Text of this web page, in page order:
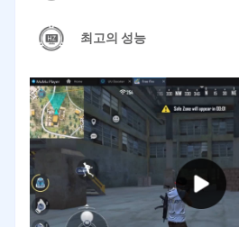
최고의 성능